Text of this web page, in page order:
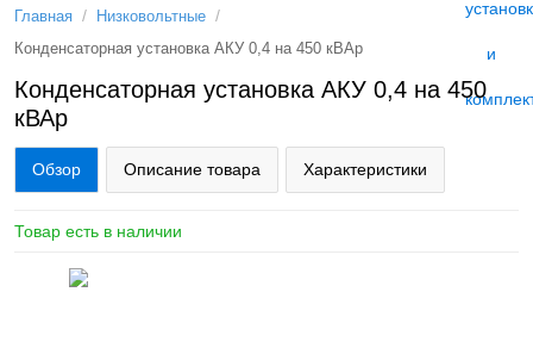
Главная / Низковольтные /
Конденсаторная установка АКУ 0,4 на 450 кВАр
Конденсаторная установка АКУ 0,4 на 450
кВАр
Обзор Описание товара Характеристики
Товар есть в наличии